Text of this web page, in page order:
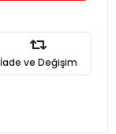
İade ve Değişim